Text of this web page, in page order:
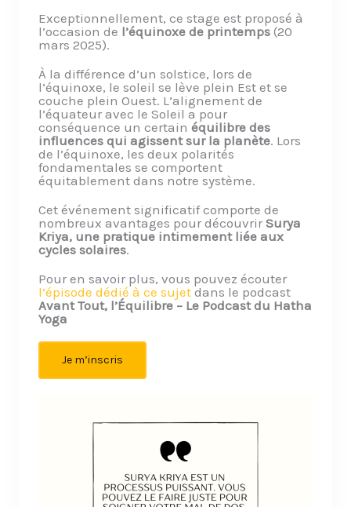
Exceptionnellement, ce stage est proposé à
l’occasion de l’équinoxe de printemps(20
mars 2025).
À la différence d’un solstice, lors de
l’équinoxe, le soleil se lève plein Est et se
couche plein Ouest. L’alignement de
l’équateur avec le Soleil a pour
conséquence un certain équilibre des
influences qui agissent sur la planète. Lors
de l’équinoxe, les deux polarités
fondamentales se comportent
équitablement dans notre système.
Cet événement significatif comporte de
nombreux avantages pour découvrirSurya
Kriya, une pratique intimement liée aux
cycles solaires.
Pour en savoir plus, vous pouvez écouter
l’épisode dédié à ce sujet dans le podcast
Avant Tout, l’Équilibre – Le Podcast du Hatha
Yoga
Je m’inscris